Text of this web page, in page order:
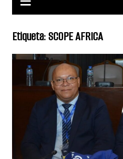
Etiqueta:SCOPE AFRICA